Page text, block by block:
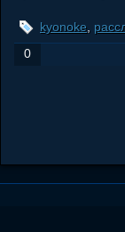
kyonoke
0